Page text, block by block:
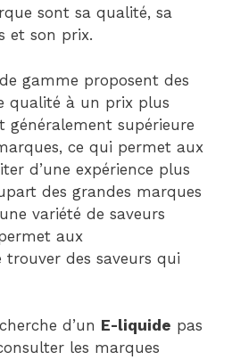
sont sa qualité, sa
et son prix.
gamme proposent des
qualité à un prix plus
généralement supérieure
ce qui permet aux
d’une expérience plus
des grandes marques
variété de saveurs
aux
des saveurs qui
d’un E-liquide pas
les marques